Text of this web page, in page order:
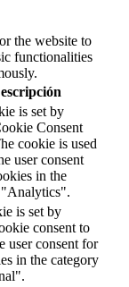
the website to
functionalities
is set by
Consent
cookie is used
user consent
in the
"Analytics".
is set by
consent to
user consent for
in the category